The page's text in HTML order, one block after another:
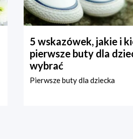
5 wskazówek, jakie i
pierwsze buty dla
wybrać
Pierwsze buty dla dziecka